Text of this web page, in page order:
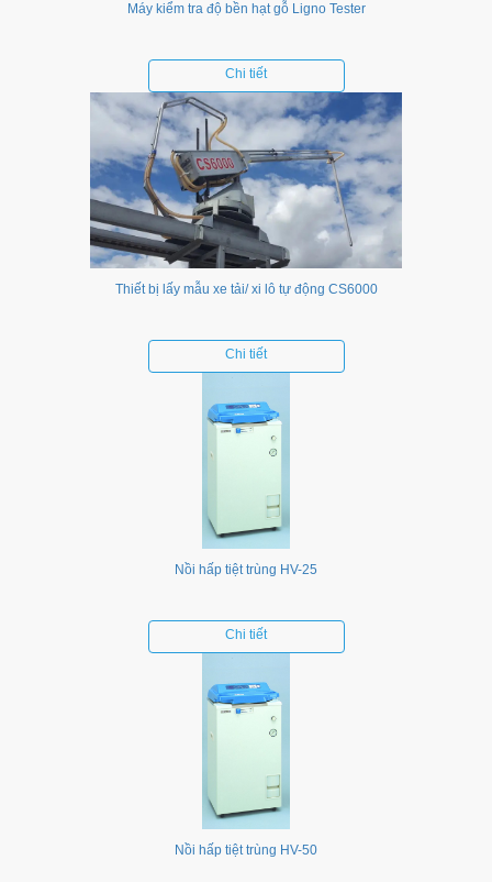
Máy kiểm tra độ bền hạt gỗ Ligno Tester
Chi tiết
Thiết bị lấy mẫu xe tải/ xi lô tự động CS6000
Chi tiết
Nồi hấp tiệt trùng HV-25
Chi tiết
Nồi hấp tiệt trùng HV-50